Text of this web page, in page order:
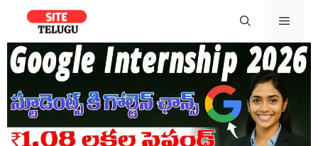
content